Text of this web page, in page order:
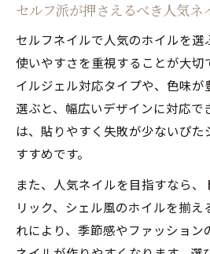
ホイルアート失敗時の
ネイル
ネイルホイルがうまく
法
個性派デザインも楽しめる
人気ネイルに映えるホ
ネイルホイルで作る個
み方
ホイルアートで表現す
セルフ派が押さえるべき人気ネ
セルフネイルで人気のホイルを選
使いやすさを重視することが大切
イルジェル対応タイプや、色味が
選ぶと、幅広いデザインに対応で
は、貼りやすく失敗が少ないぴ
すすめです。
また、人気ネイルを目指すなら
リック、シェル風のホイルを揃え
れにより、季節感やファッション